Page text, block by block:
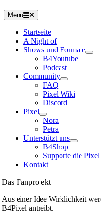
Menü
Startseite
A Night of
Shows und Formate
B4Youtube
Podcast
Community
FAQ
Pixel Wiki
Discord
Pixel
Nora
Petra
Unterstützt uns
B4Shop
Supporte die
Kontakt
Das Fanprojekt
Aus einer Idee Wirklichkeit
B4Pixel antreibt.